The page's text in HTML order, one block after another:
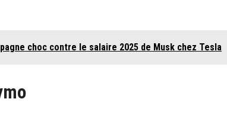
choc contre le salaire 2025 de Musk chez Tesla